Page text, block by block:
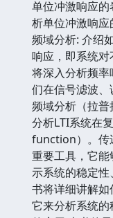
单位冲激响应
析单位冲激响
频域分析: 介绍
响应，即系统
将深入分析频
们在信号滤波
频域分析（拉
分析LTI系统在
function）。传
重要工具，它
示系统的稳定
书将详细讲解
它来分析系统